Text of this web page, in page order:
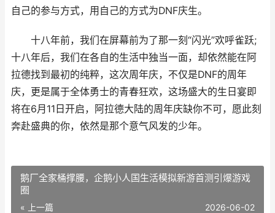
自己的参与方式，用自己的方式为DNF庆生。
十八年前，我们在屏幕前为了那一刻“闪光”欢呼雀跃;
十八年后，我们在各自的生活中独当一面，却依然能在阿
拉德找到最初的纯粹，这次周年庆，不仅是DNF的周年
庆，更是属于全体勇士的青春狂欢，这场盛大的生日宴即
将在6月11日开启，阿拉德大陆的周年庆缺你不可，愿此刻
奔赴盛典的你，依然是那个意气风发的少年。
鹅厂全家桶撑腰，企鹅小人国生活模拟新游首测引爆游戏
圈
« 上一篇 2026-06-02